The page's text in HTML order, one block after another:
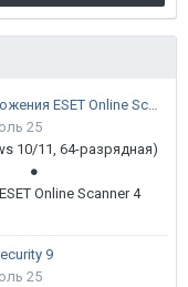
Новая версия бесплатного приложения ESET Online Scanner доступна пользователям
25
10/11, 64-разрядная)
Online Scanner 4
9
25